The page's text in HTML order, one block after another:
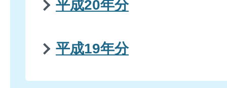
平成20年分
平成19年分